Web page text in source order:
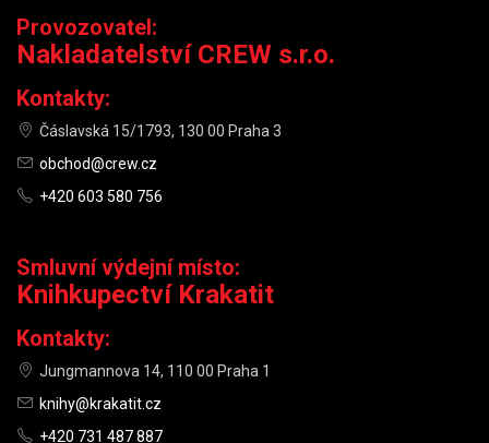
Provozovatel:
Nakladatelství CREW s.r.o.
Kontakty:
Čáslavská 15/1793, 130 00 Praha 3
obchod@crew.cz
+420 603 580 756
Smluvní výdejní místo:
Knihkupectví Krakatit
Kontakty:
Jungmannova 14, 110 00 Praha 1
knihy@krakatit.cz
+420 731 487 887